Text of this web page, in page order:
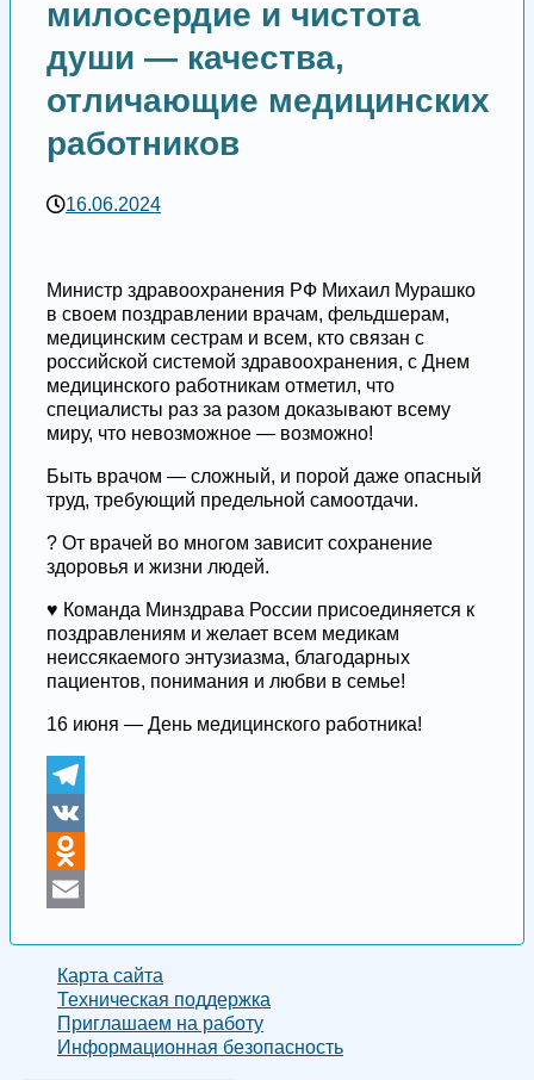
милосердие и чистота
души — качества,
отличающие медицинских
работников
16.06.2024
Министр здравоохранения РФ Михаил Мурашко
в своем поздравлении врачам, фельдшерам,
медицинским сестрам и всем, кто связан с
российской системой здравоохранения, с Днем
медицинского работникам отметил, что
специалисты раз за разом доказывают всему
миру, что невозможное — возможно!
Быть врачом — сложный, и порой даже опасный
труд, требующий предельной самоотдачи.
? От врачей во многом зависит сохранение
здоровья и жизни людей.
♥️ Команда Минздрава России присоединяется к
поздравлениям и желает всем медикам
неиссякаемого энтузиазма, благодарных
пациентов, понимания и любви в семье!
16 июня — День медицинского работника!
Telegram
VK
Odnoklassniki
Карта сайта
Техническая поддержка
Приглашаем на работу
Информационная безопасность